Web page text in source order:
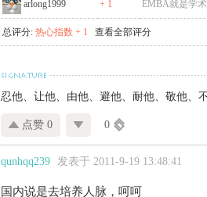
arlong1999 + 1 EMBA就是学术
总评分: 热心指数 + 1 查看全部评分
忍他、让他、由他、避他、耐他、敬他、
点赞 0 0
qunhqq239 发表于 2011-9-19 13:48:41
国内说是去培养人脉，呵呵